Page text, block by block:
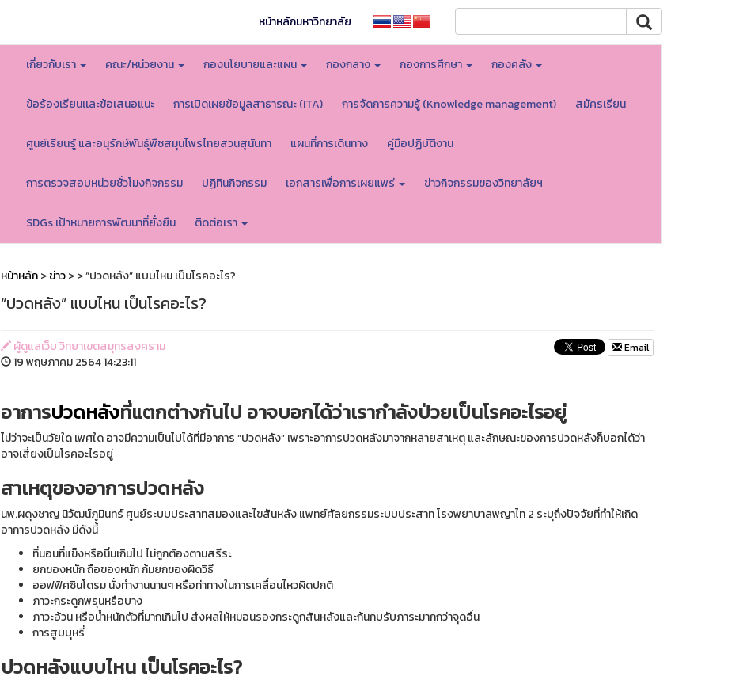
หน้าหลักมหาวิทยาลัย
เกี่ยวกับเรา คณะ/หน่วยงาน กองนโยบายและแผน กองกลาง กองการศึกษา กองคลัง
ข้อร้องเรียนเเละข้อเสนอแนะ การเปิดเผยข้อมูลสาธารณะ (ITA) การจัดการความรู้ (Knowledge management) สมัครเรียน
ศูนย์เรียนรู้ และอนุรักษ์พันธุ์พืชสมุนไพรไทยสวนสุนันทา แผนที่การเดินทาง คู่มือปฏิบัติงาน
การตรวจสอบหน่วยชั่วโมงกิจกรรม ปฏิทินกิจกรรม เอกสารเพื่อการเผยแพร่ ข่าวกิจกรรมของวิทยาลัยฯ
SDGs เป้าหมายการพัฒนาที่ยั่งยืน ติดต่อเรา
หน้าหลัก>ข่าว>> “ปวดหลัง” แบบไหน เป็นโรคอะไร?
“ปวดหลัง” แบบไหน เป็นโรคอะไร?
ผู้ดูแลเว็บ วิทยาเขตสมุทรสงคราม
19 พฤษภาคม 2564 14:23:11
Email
อาการปวดหลังที่แตกต่างกันไป อาจบอกได้ว่าเรากำลังป่วยเป็นโรคอะไรอยู่
ไม่ว่าจะเป็นวัยใด เพศใด อาจมีความเป็นไปได้ที่มีอาการ “ปวดหลัง” เพราะอาการปวดหลังมาจากหลายสาเหตุ และลักษณะของการปวดหลังก็บอกได้ว่า
อาจเสี่ยงเป็นโรคอะไรอยู่
สาเหตุของอาการปวดหลัง
นพ.ผดุงชาญ นิวัฒน์ภูมินทร์ ศูนย์ระบบประสาทสมองและไขสันหลัง แพทย์ศัลยกรรมระบบประสาท โรงพยาบาลพญาไท 2 ระบุถึงปัจจัยที่ทำให้เกิด
อาการปวดหลัง มีดังนี้
ที่นอนที่แข็งหรือนิ่มเกินไป ไม่ถูกต้องตามสรีระ
ยกของหนัก ถือของหนัก ก้มยกของผิดวิธี
ออฟฟิศซินโดรม นั่งทำงานนานๆ หรือท่าทางในการเคลื่อนไหวผิดปกติ
ภาวะกระดูกพรุนหรือบาง
ภาวะอ้วน หรือน้ำหนักตัวที่มากเกินไป ส่งผลให้หมอนรองกระดูกสันหลังและก้นกบรับภาระมากกว่าจุดอื่น
การสูบบุหรี่
ปวดหลังแบบไหน เป็นโรคอะไร?